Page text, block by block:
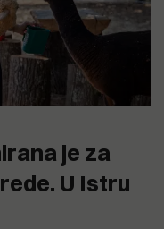
je za
U Istru